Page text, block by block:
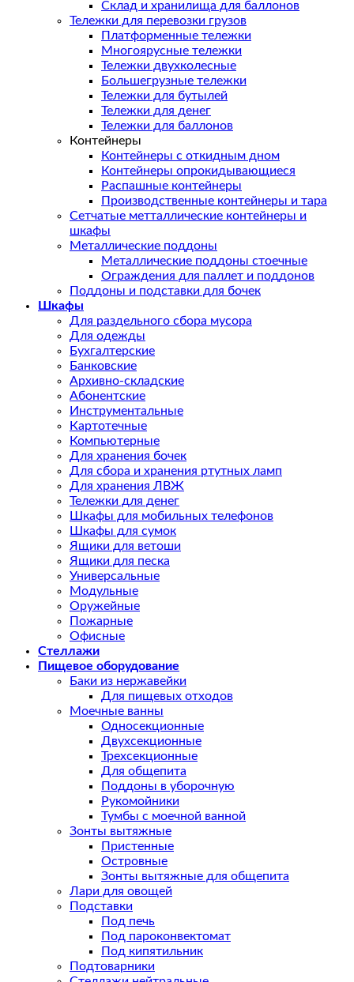
Склад и хранилища для баллонов
Тележки для перевозки грузов
Платформенные тележки
Многоярусные тележки
Тележки двухколесные
Большегрузные тележки
Тележки для бутылей
Тележки для денег
Тележки для баллонов
Контейнеры
Контейнеры с откидным дном
Контейнеры опрокидывающиеся
Распашные контейнеры
Производственные контейнеры и тара
Сетчатые метталлические контейнеры и
шкафы
Металлические поддоны
Металлические поддоны стоечные
Ограждения для паллет и поддонов
Поддоны и подставки для бочек
Шкафы
Для раздельного сбора мусора
Для одежды
Бухгалтерские
Банковские
Архивно-складские
Абонентские
Инструментальные
Картотечные
Компьютерные
Для хранения бочек
Для сбора и хранения ртутных ламп
Для хранения ЛВЖ
Тележки для денег
Шкафы для мобильных телефонов
Шкафы для сумок
Ящики для ветоши
Ящики для песка
Универсальные
Модульные
Оружейные
Пожарные
Офисные
Стеллажи
Пищевое оборудование
Баки из нержавейки
Для пищевых отходов
Моечные ванны
Односекционные
Двухсекционные
Трехсекционные
Для общепита
Поддоны в уборочную
Рукомойники
Тумбы с моечной ванной
Зонты вытяжные
Пристенные
Островные
Зонты вытяжные для общепита
Лари для овощей
Подставки
Под печь
Под пароконвектомат
Под кипятильник
Подтоварники